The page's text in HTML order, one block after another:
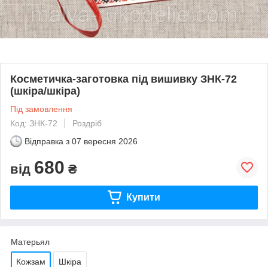
Косметичка-заготовка під вишивку ЗНК-72
(шкіра/шкіра)
Під замовлення
Код: ЗНК-72
Роздріб
Відправка з 07 вересня 2026
від 680 ₴
Купити
Матерьял
Кожзам Шкіра